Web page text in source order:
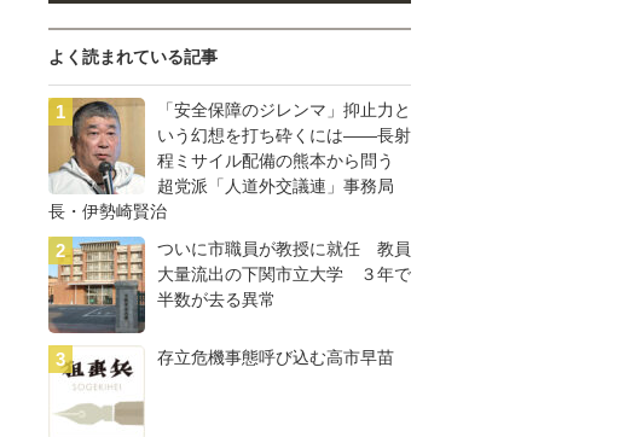
よく読まれている記事
「安全保障のジレンマ」抑止力と
いう幻想を打ち砕くには――長射
程ミサイル配備の熊本から問う
超党派「人道外交議連」事務局
長・伊勢崎賢治
ついに市職員が教授に就任 教員
大量流出の下関市立大学 ３年で
半数が去る異常
存立危機事態呼び込む高市早苗